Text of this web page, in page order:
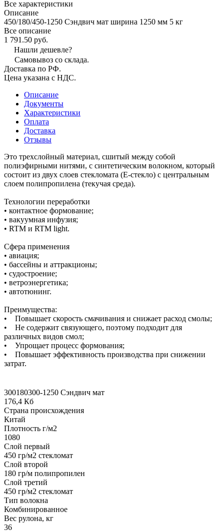
Все характеристики
Описание
450/180/450-1250 Сэндвич мат ширина 1250 мм 5 кг
Все описание
1 791.50 руб.
Нашли дешевле?
Самовывоз со склада.
Доставка по РФ.
Цена указана с НДС.
Описание
Документы
Характеристики
Оплата
Доставка
Отзывы
Это трехслойный материал, сшитый между собой
полиэфирными нитями, с синтетическим волокном, который
состоит из двух слоев стекломата (Е-стекло) с центральным
слоем полипропилена (текучая среда).
Технологии переработки
• контактное формование;
• вакуумная инфузия;
• RTM и RTM light.
Сфера применения
• авиация;
• бассейны и аттракционы;
• судостроение;
• ветроэнергетика;
• автотюнинг.
Преимущества:
• Повышает скорость смачивания и снижает расход смолы;
• Не содержит связующего, поэтому подходит для
различных видов смол;
• Упрощает процесс формования;
• Повышает эффективность производства при снижении
затрат.
300180300-1250 Сэндвич мат
176,4 Кб
Страна происхождения
Китай
Плотность г/м2
1080
Слой первый
450 гр/м2 стекломат
Слой второй
180 гр/м полипропилен
Слой третий
450 гр/м2 стекломат
Тип волокна
Комбинированное
Вес рулона, кг
36